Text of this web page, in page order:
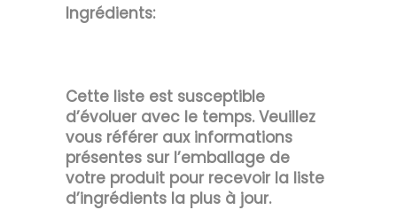
Ingrédients:
Cette liste est susceptible
d’évoluer avec le temps. Veuillez
vous référer aux informations
présentes sur l’emballage de
votre produit pour recevoir la liste
d’ingrédients la plus à jour.